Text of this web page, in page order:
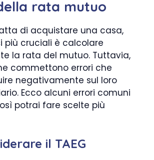
rata mutuo
di acquistare una casa,
più cruciali è calcolare
la rata del mutuo. Tuttavia,
commettono errori che
negativamente sul loro
Ecco alcuni errori comuni
potrai fare scelte più
il TAEG